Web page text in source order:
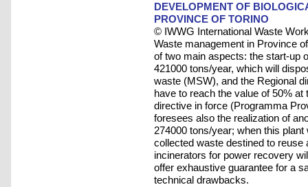
DEVELOPMENT OF
PROVINCE OF TORINO
© IWWG International Waste
Waste management in Province
of two main aspects: the start-up
421000 tons/year, which will
waste (MSW), and the Regional
have to reach the value of 50%
directive in force (Programma
foresees also the realization of
274000 tons/year; when this
collected waste destined to reuse
incinerators for power recovery
offer exhaustive guarantee for a
technical drawbacks.